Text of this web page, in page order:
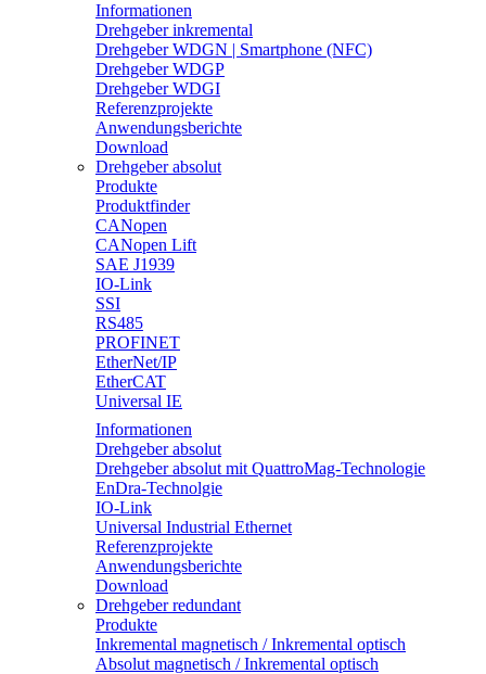
Informationen
Drehgeber inkremental
Drehgeber WDGN | Smartphone (NFC)
Drehgeber WDGP
Drehgeber WDGI
Referenzprojekte
Anwendungsberichte
Download
Drehgeber absolut
Produkte
Produktfinder
CANopen
CANopen Lift
SAE J1939
IO-Link
SSI
RS485
PROFINET
EtherNet/IP
EtherCAT
Universal IE
Informationen
Drehgeber absolut
Drehgeber absolut mit QuattroMag-Technologie
EnDra-Technolgie
IO-Link
Universal Industrial Ethernet
Referenzprojekte
Anwendungsberichte
Download
Drehgeber redundant
Produkte
Inkremental magnetisch / Inkremental optisch
Absolut magnetisch / Inkremental optisch